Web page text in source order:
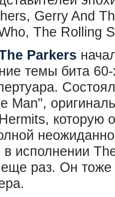
Gerry And
The Rolling
Parkers
темы бита
Man",
которую
в исполнении
еще раз. Он